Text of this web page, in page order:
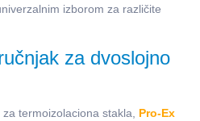
izborom za različite
za dvoslojno
termoizolaciona stakla,
Pro-Ex